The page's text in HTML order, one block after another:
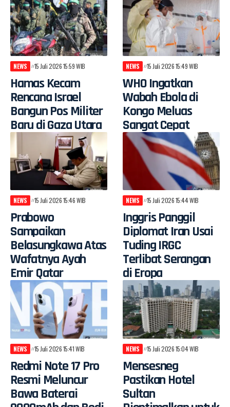
NEWS 15 Juli 2026 15:59 WIB
Hamas Kecam
Rencana Israel
Bangun Pos Militer
Baru di Gaza Utara
NEWS 15 Juli 2026 15:49 WIB
WHO Ingatkan
Wabah Ebola di
Kongo Meluas
Sangat Cepat
NEWS 15 Juli 2026 15:46 WIB
Prabowo
Sampaikan
Belasungkawa Atas
Wafatnya Ayah
Emir Qatar
NEWS 15 Juli 2026 15:44 WIB
Inggris Panggil
Diplomat Iran Usai
Tuding IRGC
Terlibat Serangan
di Eropa
NEWS 15 Juli 2026 15:41 WIB
Redmi Note 17 Pro
Resmi Meluncur
Bawa Baterai
NEWS 15 Juli 2026 15:04 WIB
Mensesneg
Pastikan Hotel
Sultan